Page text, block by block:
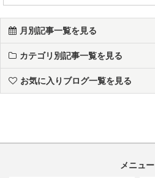
月別記事一覧を見る
カテゴリ別記事一覧を見る
お気に入りブログ一覧を見る
メニュー